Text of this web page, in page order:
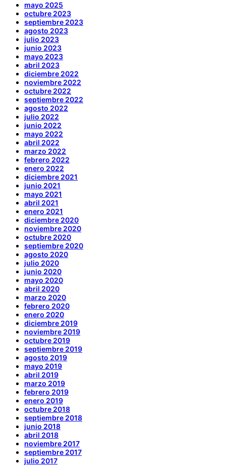
mayo 2025
octubre 2023
septiembre 2023
agosto 2023
julio 2023
junio 2023
mayo 2023
abril 2023
diciembre 2022
noviembre 2022
octubre 2022
septiembre 2022
agosto 2022
julio 2022
junio 2022
mayo 2022
abril 2022
marzo 2022
febrero 2022
enero 2022
diciembre 2021
junio 2021
mayo 2021
abril 2021
enero 2021
diciembre 2020
noviembre 2020
octubre 2020
septiembre 2020
agosto 2020
julio 2020
junio 2020
mayo 2020
abril 2020
marzo 2020
febrero 2020
enero 2020
diciembre 2019
noviembre 2019
octubre 2019
septiembre 2019
agosto 2019
mayo 2019
abril 2019
marzo 2019
febrero 2019
enero 2019
octubre 2018
septiembre 2018
junio 2018
abril 2018
noviembre 2017
septiembre 2017
julio 2017